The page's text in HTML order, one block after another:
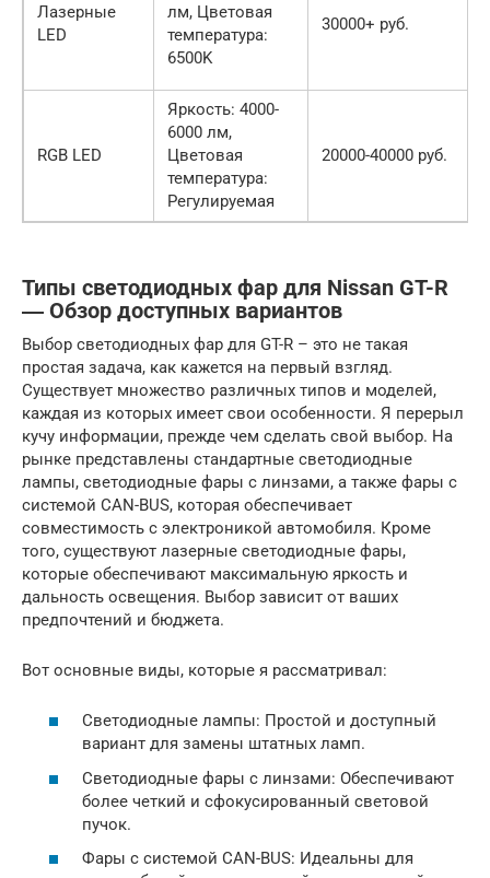
Лазерные
LED
лм, Цветовая
температура:
6500K
30000+ руб.
RGB LED
Яркость: 4000-
6000 лм,
Цветовая
температура:
Регулируемая
20000-40000 руб.
Типы светодиодных фар для Nissan GT-R
― Обзор доступных вариантов
Выбор светодиодных фар для GT-R – это не такая
простая задача, как кажется на первый взгляд.
Существует множество различных типов и моделей,
каждая из которых имеет свои особенности. Я перерыл
кучу информации, прежде чем сделать свой выбор. На
рынке представлены стандартные светодиодные
лампы, светодиодные фары с линзами, а также фары с
системой CAN-BUS, которая обеспечивает
совместимость с электроникой автомобиля. Кроме
того, существуют лазерные светодиодные фары,
которые обеспечивают максимальную яркость и
дальность освещения. Выбор зависит от ваших
предпочтений и бюджета.
Вот основные виды, которые я рассматривал:
Светодиодные лампы: Простой и доступный
вариант для замены штатных ламп.
Светодиодные фары с линзами: Обеспечивают
более четкий и сфокусированный световой
пучок.
Фары с системой CAN-BUS: Идеальны для